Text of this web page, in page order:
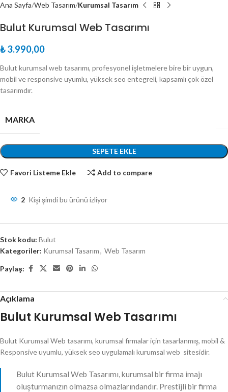
Ana Sayfa Web Tasarım Kurumsal Tasarım
Bulut Kurumsal Web Tasarımı
₺3.990,00
Bulut kurumsal web tasarımı, profesyonel işletmelere bire bir uygun,
mobil ve responsive uyumlu, yüksek seo entegreli, kapsamlı çok özel
tasarımdır.
MARKA
SEPETE EKLE
Favori Listeme Ekle Add to compare
2 Kişi şimdi bu ürünü izliyor
Stok kodu: Bulut
Kategoriler: Kurumsal Tasarım, Web Tasarım
Paylaş:
Açıklama
Bulut Kurumsal Web Tasarımı
Bulut Kurumsal Web tasarımı, kurumsal firmalar için tasarlanmış, mobil &
Responsive uyumlu, yüksek seo uygulamalı kurumsal web sitesidir.
Bulut Kurumsal Web Tasarımı, kurumsal bir firma imajı
oluşturmanızın olmazsa olmazlarındandır. Prestijli bir firma